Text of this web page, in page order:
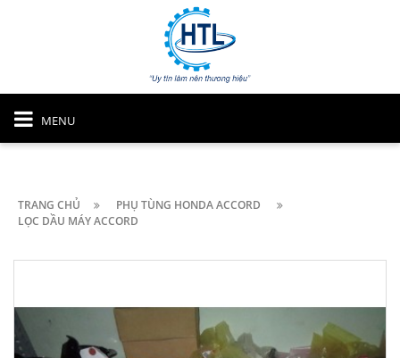
MENU
TRANG CHỦ
PHỤ TÙNG HONDA ACCORD
LỌC DẦU MÁY ACCORD